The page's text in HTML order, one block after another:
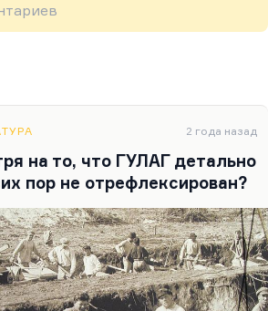
2 года назад
на то, что ГУЛАГ детально
пор не отрефлексирован?